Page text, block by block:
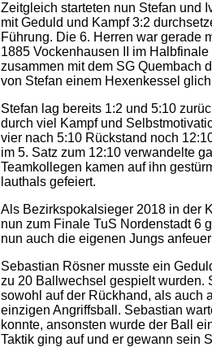
Zeitgleich starteten nun Stefan und
mit Geduld und Kampf 3:2
Führung. Die 6. Herren war gerade
1885 Vockenhausen II im
zusammen mit dem SG Quembach
von Stefan einem Hexenkessel
Stefan lag bereits 1:2 und 5:10
durch viel Kampf und
vier nach 5:10 Rückstand noch
im 5. Satz zum 12:10 verwandelte
Teamkollegen kamen auf ihn
lauthals gefeiert.
Als Bezirkspokalsieger 2018 in der
nun zum Finale TuS Nordenstadt 6
nun auch die eigenen Jungs
Sebastian Rösner musste ein
zu 20 Ballwechsel gespielt wurden.
sowohl auf der Rückhand, als auch
einzigen Angriffsball. Sebastian
konnte, ansonsten wurde der Ball
Taktik ging auf und er gewann sein